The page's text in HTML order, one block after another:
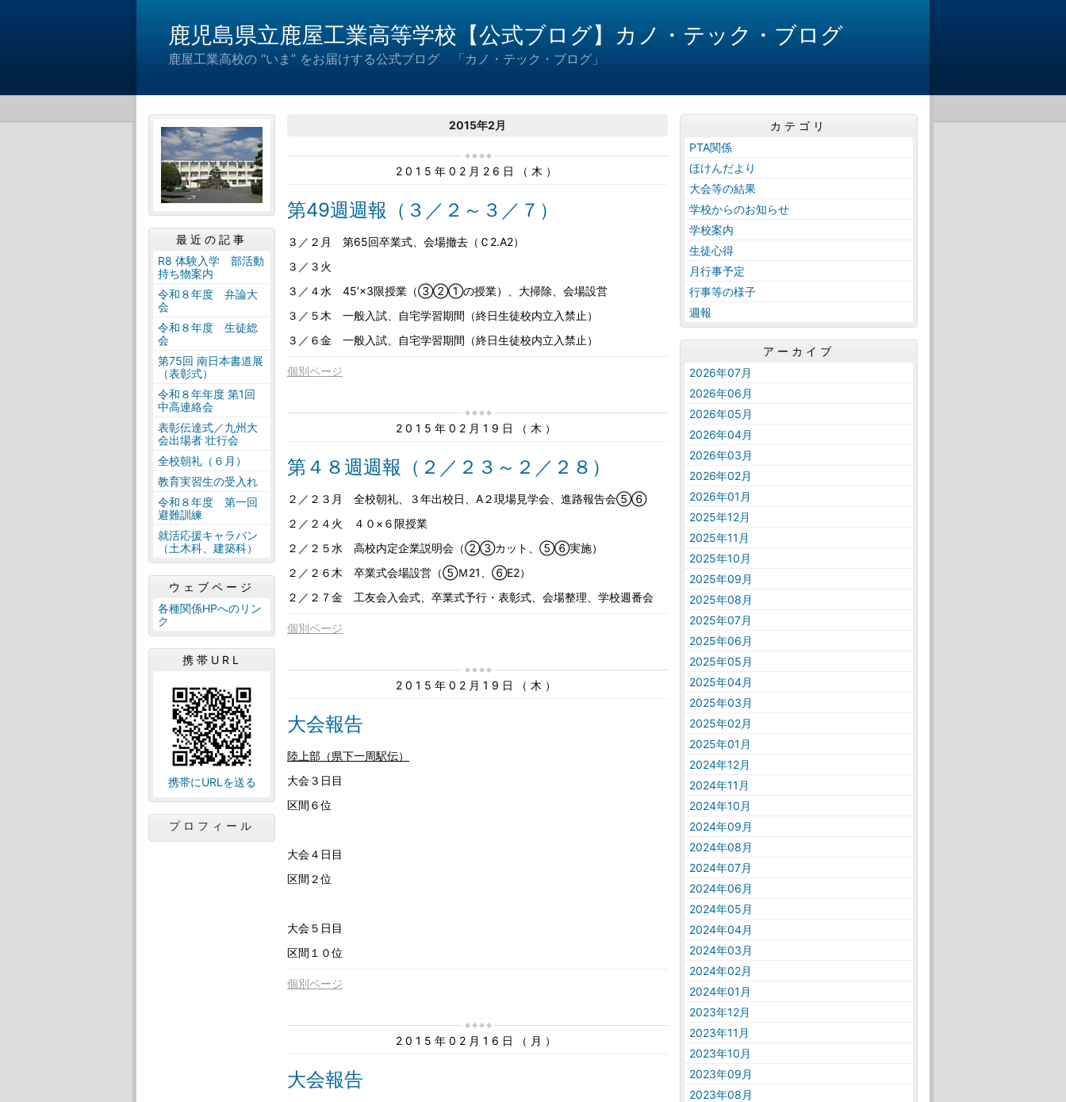
鹿児島県立鹿屋工業高等学校【公式ブログ】カノ・テック・ブログ
鹿屋工業高校の “いま” をお届けする公式ブログ 「カノ・テック・ブログ」
2015年2月
2015年02月26日（木）
第49週週報（３／２～３／７）
３／２月 第65回卒業式、会場撤去（Ｃ2.A2）
３／３火
３／４水 45′×3限授業（③②①の授業）、大掃除、会場設営
３／５木 一般入試、自宅学習期間（終日生徒校内立入禁止）
３／６金 一般入試、自宅学習期間（終日生徒校内立入禁止）
個別ページ
2015年02月19日（木）
第４８週週報（２／２３～２／２８）
２／２３月 全校朝礼、３年出校日、A２現場見学会、進路報告会⑤⑥
２／２４火 ４０×６限授業
２／２５水 高校内定企業説明会（②③カット、⑤⑥実施）
２／２６木 卒業式会場設営（⑤Ｍ21、⑥E2）
２／２７金 工友会入会式、卒業式予行・表彰式、会場整理、学校週番会
個別ページ
2015年02月19日（木）
大会報告
陸上部（県下一周駅伝）
大会３日目
区間６位
大会４日目
区間２位
大会５日目
区間１０位
個別ページ
2015年02月16日（月）
大会報告
最近の記事
R8 体験入学 部活動
持ち物案内
令和８年度 弁論大
会
令和８年度 生徒総
会
第75回 南日本書道展
（表彰式）
令和８年年度 第1回
中高連絡会
表彰伝達式／九州大
会出場者 壮行会
全校朝礼（６月）
教育実習生の受入れ
令和８年度 第一回
避難訓練
就活応援キャラバン
（土木科、建築科）
ウェブページ
各種関係HPへのリン
ク
携帯URL
携帯にURLを送る
プロフィール
カテゴリ
PTA関係
ほけんだより
大会等の結果
学校からのお知らせ
学校案内
生徒心得
月行事予定
行事等の様子
週報
アーカイブ
2026年07月
2026年06月
2026年05月
2026年04月
2026年03月
2026年02月
2026年01月
2025年12月
2025年11月
2025年10月
2025年09月
2025年08月
2025年07月
2025年06月
2025年05月
2025年04月
2025年03月
2025年02月
2025年01月
2024年12月
2024年11月
2024年10月
2024年09月
2024年08月
2024年07月
2024年06月
2024年05月
2024年04月
2024年03月
2024年02月
2024年01月
2023年12月
2023年11月
2023年10月
2023年09月
2023年08月